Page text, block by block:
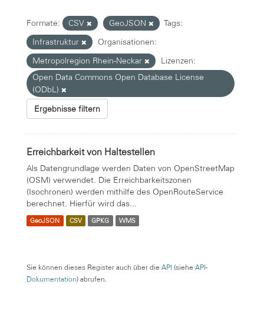
Formate: CSV GeoJSON
Tags:
Infrastruktur
Organisationen:
Metropolregion Rhein-Neckar
Lizenzen:
Open Data Commons Open Database License
(ODbL)
Ergebnisse filtern
Erreichbarkeit von Haltestellen
Als Datengrundlage werden Daten von OpenStreetMap
(OSM) verwendet. Die Erreichbarkeitszonen
(Isochronen) werden mithilfe des OpenRouteService
berechnet. Hierfür wird das...
GeoJSON CSV GPKG WMS
Sie können dieses Register auch über die API (siehe API-
Dokumentation) abrufen.